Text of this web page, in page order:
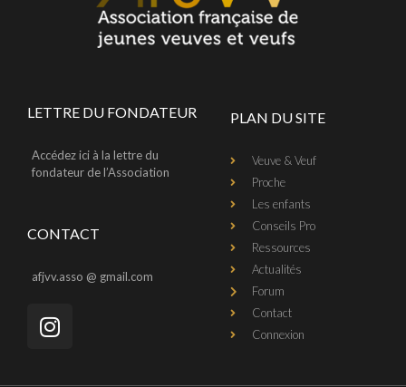
LETTRE DU FONDATEUR
Accédez ici à la lettre du
fondateur de l’Association
CONTACT
afjvv.asso @ gmail.com
PLAN DU SITE
Veuve & Veuf
Proche
Les enfants
Conseils Pro
Ressources
Actualités
Forum
Contact
Connexion